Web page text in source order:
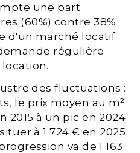
une part
(60%) contre 38%
d'un marché locatif
régulière
des fluctuations :
le prix moyen au m²
2015 à un pic en 2024
à 1 724 € en 2025
va de 1 163